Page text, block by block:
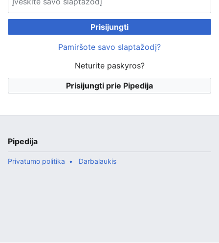
Prisijungti
Pamiršote savo slaptažodį?
Neturite paskyros?
Prisijungti prie Pipedija
Pipedija
Privatumo politika Darbalaukis